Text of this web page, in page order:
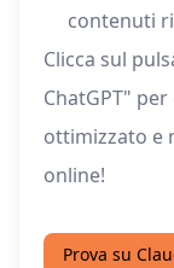
contenuti
Clicca sul
ChatGPT"
ottimizzato e
online!
Prova su